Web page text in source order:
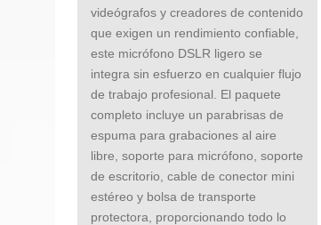
videógrafos y creadores de contenido
que exigen un rendimiento confiable,
este micrófono DSLR ligero se
integra sin esfuerzo en cualquier flujo
de trabajo profesional. El paquete
completo incluye un parabrisas de
espuma para grabaciones al aire
libre, soporte para micrófono, soporte
de escritorio, cable de conector mini
estéreo y bolsa de transporte
protectora, proporcionando todo lo